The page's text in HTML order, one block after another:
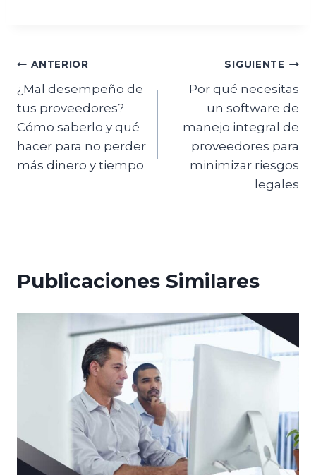
ANTERIOR
¿Mal desempeño de
tus proveedores?
Cómo saberlo y qué
hacer para no perder
más dinero y tiempo
SIGUIENTE
Por qué necesitas
un software de
manejo integral de
proveedores para
minimizar riesgos
legales
Publicaciones Similares